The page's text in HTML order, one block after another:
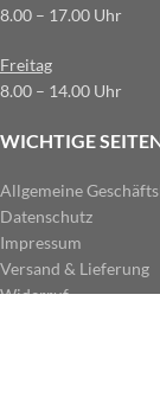
8.00 – 17.00 Uhr
Freitag
8.00 – 14.00 Uhr
WICHTIGE
Allgemeine
Datenschutz
Impressum
Versand & Lieferung
Widerruf